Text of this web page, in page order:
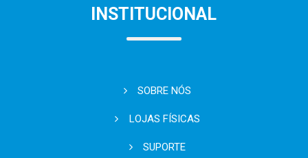
INSTITUCIONAL
SOBRE NÓS
LOJAS FÍSICAS
SUPORTE